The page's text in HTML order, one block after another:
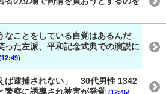
なことをしている自覚はあるんだ
った左派、平和記念式典での演説に
ば逮捕されない」 30代男性 1342
警察に誘導され被害が発覚 (12:45)